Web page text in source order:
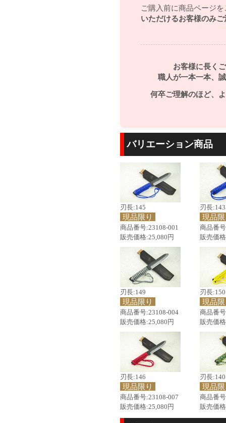
ご購入前に商品ページ
いただけるお客様のみ
お客様に長く
職人が一本一本、
何卒ご理解のほど、
バリエーション商品
刃長:145
現品限り
商品番号:23108-001
販売価格:25,080円
刃長:143
現品
商品番
販売価
刃長:149
現品限り
商品番号:23108-004
販売価格:25,080円
刃長:150
現品
商品番
販売価
刃長:146
現品限り
商品番号:23108-007
販売価格:25,080円
刃長:140
現品
商品番
販売価